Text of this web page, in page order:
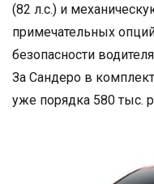
(82 л.с.) и
примечательных
безопасности
За Сандеро в
уже порядка 580 тыс.